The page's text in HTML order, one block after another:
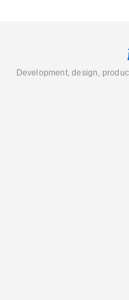
Development, design,